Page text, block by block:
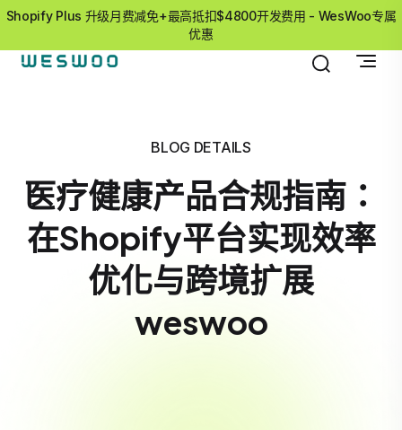
Shopify Plus 升级月费减免+最高抵扣$4800开发费用 - WesWoo专属
优惠
BLOG DETAILS
医疗健康产品合规指南：
在Shopify平台实现效率
优化与跨境扩展
weswoo